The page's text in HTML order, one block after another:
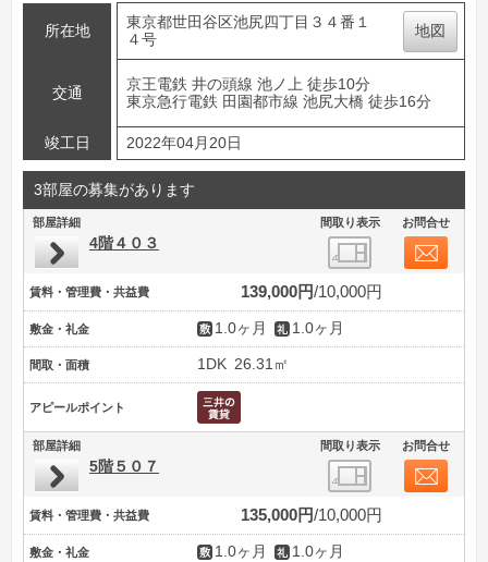
所在地
東京都世田谷区池尻四丁目３４番１
４号
地図
交通
京王電鉄 井の頭線 池ノ上 徒歩10分
東京急行電鉄 田園都市線 池尻大橋 徒歩16分
竣工日 2022年04月20日
3部屋の募集があります
部屋詳細 間取り表示 お問合せ
4階４０３
賃料・管理費・共益費 139,000円 10,000円
敷金・礼金 1.0ヶ月 1.0ヶ月
間取・面積 1DK 26.31㎡
アピールポイント
部屋詳細 間取り表示 お問合せ
5階５０７
賃料・管理費・共益費 135,000円 10,000円
敷金・礼金 1.0ヶ月 1.0ヶ月